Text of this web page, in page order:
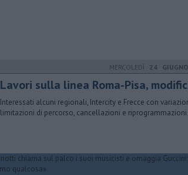
MERCOLEDÌ 24
Lavori sulla linea Roma-Pisa,
Interessati alcuni regionali, Intercity e Frecce con
limitazioni di percorso, cancellazioni e riprogrammazioni